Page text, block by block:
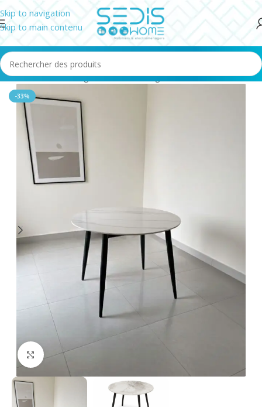
Skip to navigation
Skip to main contenu
Accueil/Salle à manger/Tables à manger
-33%
Cliquez pour agrandir